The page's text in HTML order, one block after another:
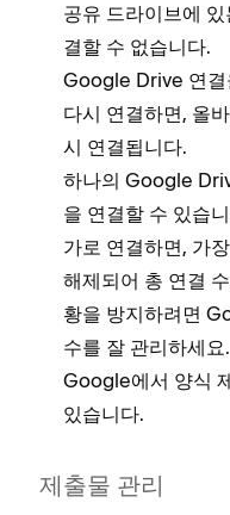
공유 드라이브에
결할 수 없습니다.
Google Drive 연결
다시 연결하면, 올
시 연결됩니다.
하나의 Google
을 연결할 수 있습
가로 연결하면, 가
해제되어 총 연결
황을 방지하려면
수를 잘 관리하세요.
Google에서 양식
있습니다.
제출물 관리